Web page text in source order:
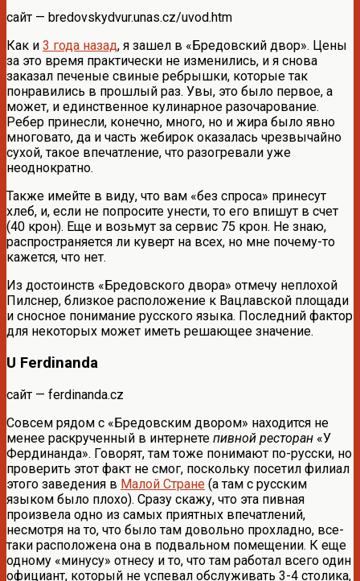
сайт — bredovskydvur.unas.cz/uvod.htm
Как и 3 года назад, я зашел в «Бредовский двор». Цены
за это время практически не изменились, и я снова
заказал печеные свиные ребрышки, которые так
понравились в прошлый раз. Увы, это было первое, а
может, и единственное кулинарное разочарование.
Ребер принесли, конечно, много, но и жира было явно
многовато, да и часть жебирок оказалась чрезвычайно
сухой, такое впечатление, что разогревали уже
неоднократно.
Также имейте в виду, что вам «без спроса» принесут
хлеб, и, если не попросите унести, то его впишут в счет
(40 крон). Еще и возьмут за сервис 75 крон. Не знаю,
распространяется ли куверт на всех, но мне почему-то
кажется, что нет.
Из достоинств «Бредовского двора» отмечу неплохой
Пилснер, близкое расположение к Вацлавской площади
и сносное понимание русского языка. Последний фактор
для некоторых может иметь решающее значение.
U Ferdinanda
сайт — ferdinanda.cz
Совсем рядом с «Бредовским двором» находится не
менее раскрученный в интернете пивной ресторан «У
Фердинанда». Говорят, там тоже понимают по-русски, но
проверить этот факт не смог, поскольку посетил филиал
этого заведения в Малой Стране (а там с русским
языком было плохо). Сразу скажу, что эта пивная
произвела одно из самых приятных впечатлений,
несмотря на то, что было там довольно прохладно, все-
таки расположена она в подвальном помещении. К еще
одному «минусу» отнесу и то, что там работал всего один
официант, который не успевал обслуживать 3-4 столика,